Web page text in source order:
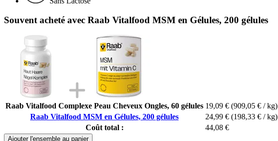
Souvent acheté avec Raab Vitalfood MSM en Gélules, 200 gélules
Raab Vitalfood Complexe Peau Cheveux Ongles, 60 gélules 19,09 € (909,05 € / kg)
Raab Vitalfood MSM en Gélules, 200 gélules
24,99 € (198,33 € / kg)
Coût total :
44,08 €
Ajouter l'ensemble au panier